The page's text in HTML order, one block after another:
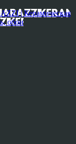
| Керамическая
обои